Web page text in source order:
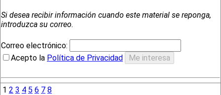
Si desea recibir información cuando este material se reponga,
introduzca su correo.
Correo electrónico:
Acepto la Política de Privacidad
1 2 3 4 5 6 7 8